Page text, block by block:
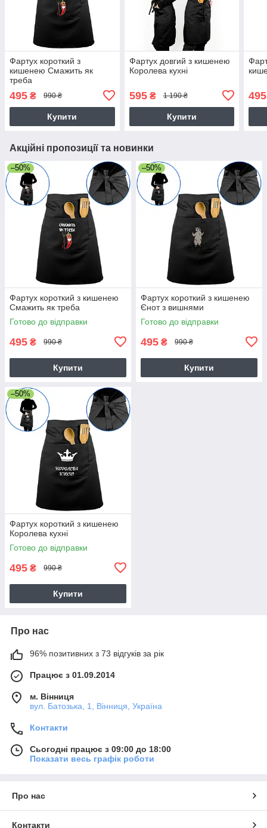
Фартух короткий з
кишенею Смажить як
треба
495 ₴ 990 ₴
Купити
Фартух довгий з кишенею
Королева кухні
595₴ 1 190 ₴
Купити
495
Акційні пропозиції та новинки
–50%
Фартух короткий з кишенею
Смажить як треба
Готово до відправки
495 ₴ 990 ₴
Купити
–50%
Фартух короткий з кишенею
Єнот з вишнями
Готово до відправки
495 ₴ 990 ₴
Купити
–50%
Фартух короткий з кишенею
Королева кухні
Готово до відправки
495 ₴ 990 ₴
Купити
Про нас
96% позитивних з 73 відгуків за рік
Працює з 01.09.2014
м. Вінниця
вул. Батозька, 1, Вінниця, Україна
Контакти
Сьогодні працює з 09:00 до 18:00
Показати весь графік роботи
Про нас
Контакти